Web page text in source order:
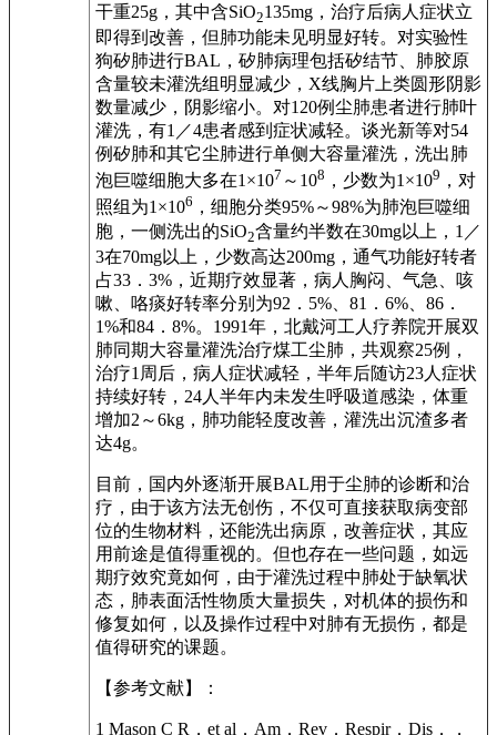
干重25g，其中含SiO2135mg，治疗后病人症状立
即得到改善，但肺功能未见明显好转。对实验性
狗矽肺进行BAL，矽肺病理包括矽结节、肺胶原
含量较未灌洗组明显减少，X线胸片上类圆形阴影
数量减少，阴影缩小。对120例尘肺患者进行肺叶
灌洗，有1／4患者感到症状减轻。谈光新等对54
例矽肺和其它尘肺进行单侧大容量灌洗，洗出肺
泡巨噬细胞大多在1×107 ～108 ，少数为1×109 ，对
照组为1×106 ，细胞分类95%～98%为肺泡巨噬细
胞，一侧洗出的SiO2含量约半数在30mg以上，1／
3在70mg以上，少数高达200mg，通气功能好转者
占33．3%，近期疗效显著，病人胸闷、气急、咳
嗽、咯痰好转率分别为92．5%、81．6%、86．
1%和84．8%。1991年，北戴河工人疗养院开展双
肺同期大容量灌洗治疗煤工尘肺，共观察25例，
治疗1周后，病人症状减轻，半年后随访23人症状
持续好转，24人半年内未发生呼吸道感染，体重
增加2～6kg，肺功能轻度改善，灌洗出沉渣多者
达4g。
目前，国内外逐渐开展BAL用于尘肺的诊断和治
疗，由于该方法无创伤，不仅可直接获取病变部
位的生物材料，还能洗出病原，改善症状，其应
用前途是值得重视的。但也存在一些问题，如远
期疗效究竟如何，由于灌洗过程中肺处于缺氧状
态，肺表面活性物质大量损失，对机体的损伤和
修复如何，以及操作过程中对肺有无损伤，都是
值得研究的课题。
【参考文献】：
1 Mason C R，et al．Am．Rev．Respir．Dis．，